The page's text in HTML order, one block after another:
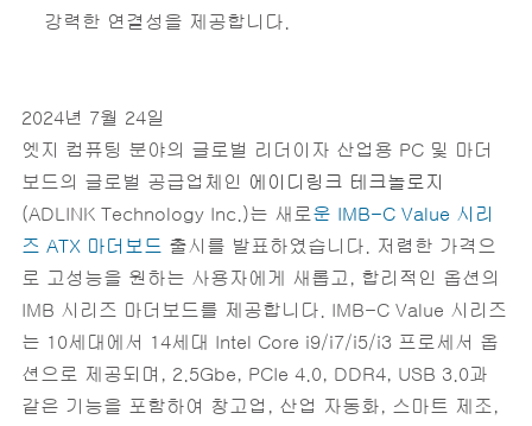
강력한 연결성을 제공합니다.
2024년 7월 24일
엣지 컴퓨팅 분야의 글로벌 리더이자 산업용 PC 및 마더
보드의 글로벌 공급업체인
에이디링크 테크놀로지
(ADLINK Technology Inc.)는 새로운 IMB-C Value 시리
즈 ATX 마더보드 출시를 발표하였습니다. 저렴한 가격으
로 고성능을 원하는 사용자에게 새롭고, 합리적인 옵션의
IMB 시리즈 마더보드를 제공합니다. IMB-C Value 시리즈
는 10세대에서 14세대 Intel Core i9/i7/i5/i3 프로세서 옵
션으로 제공되며, 2.5Gbe, PCIe 4.0, DDR4, USB 3.0과
같은 기능을 포함하여 창고업, 산업 자동화, 스마트 제조,